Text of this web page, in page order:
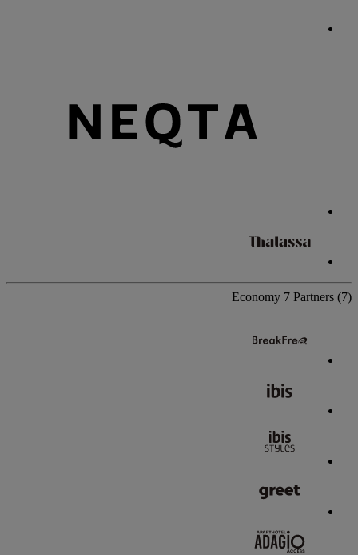
Economy 7 Partners (7)